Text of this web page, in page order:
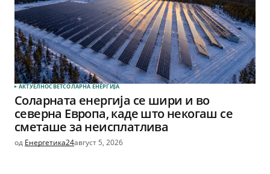
АКТУЕЛНОСВЕТСОЛАРНА EНЕРГИЈА
Соларната енергија се шири и во
северна Европа, каде што некогаш се
сметаше за неисплатлива
од Енергетика24август 5, 2026